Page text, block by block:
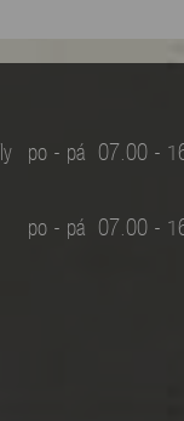
po - pá 07.00 -
po - pá 07.00 -